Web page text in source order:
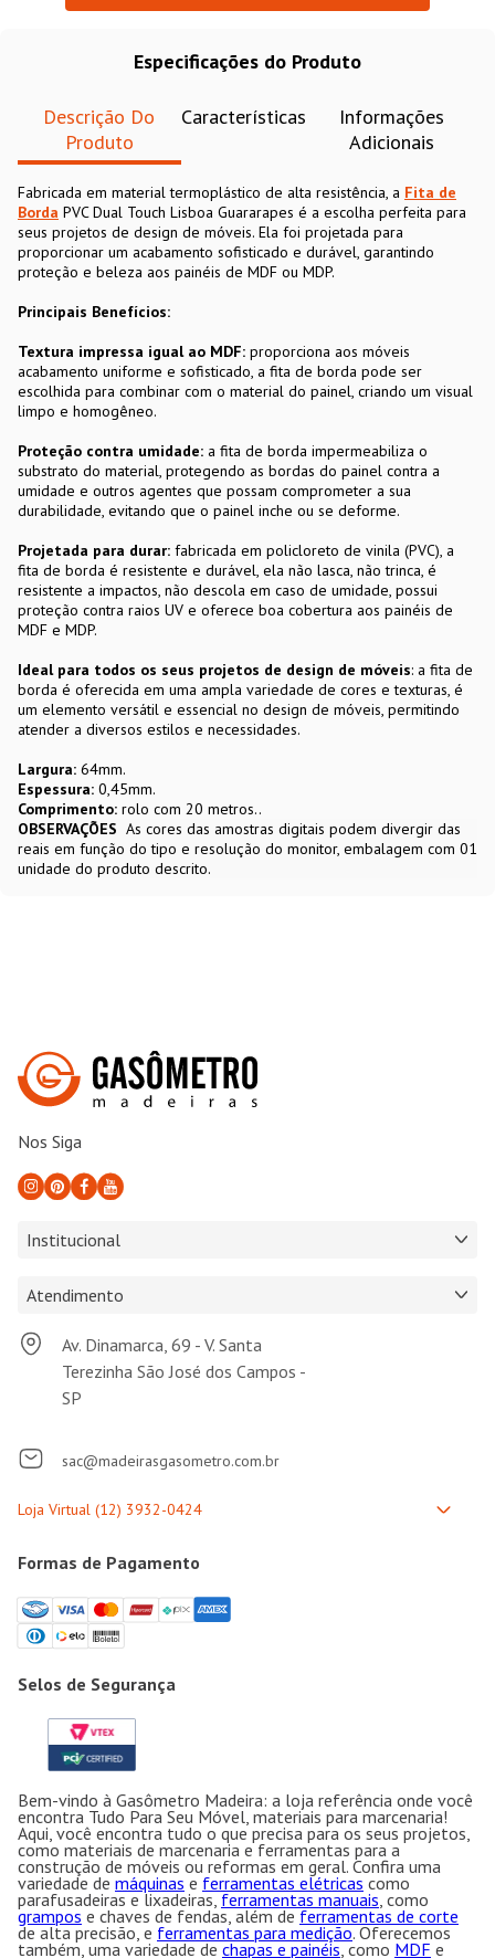
Especificações do Produto
Descrição Do
Produto
Características
Informações
Adicionais
Fabricada em material termoplástico de alta resistência, a Fita de
Borda PVC Dual Touch Lisboa Guararapes é a escolha perfeita para
seus projetos de design de móveis. Ela foi projetada para
proporcionar um acabamento sofisticado e durável, garantindo
proteção e beleza aos painéis de MDF ou MDP.
Principais Benefícios:
Textura impressa igual ao MDF: proporciona aos móveis
acabamento uniforme e sofisticado, a fita de borda pode ser
escolhida para combinar com o material do painel, criando um visual
limpo e homogêneo.
Proteção contra umidade: a fita de borda impermeabiliza o
substrato do material, protegendo as bordas do painel contra a
umidade e outros agentes que possam comprometer a sua
durabilidade, evitando que o painel inche ou se deforme.
Projetada para durar: fabricada em policloreto de vinila (PVC), a
fita de borda é resistente e durável, ela não lasca, não trinca, é
resistente a impactos, não descola em caso de umidade, possui
proteção contra raios UV e oferece boa cobertura aos painéis de
MDF e MDP.
Ideal para todos os seus projetos de design de móveis: a fita de
borda é oferecida em uma ampla variedade de cores e texturas, é
um elemento versátil e essencial no design de móveis, permitindo
atender a diversos estilos e necessidades.
Largura: 64mm.
Espessura: 0,45mm.
Comprimento: rolo com 20 metros..
OBSERVAÇÕES As cores das amostras digitais podem divergir das
reais em função do tipo e resolução do monitor, embalagem com 01
unidade do produto descrito.
Nos Siga
Institucional
Atendimento
Av. Dinamarca, 69 - V. Santa
Terezinha São José dos Campos -
SP
sac@madeirasgasometro.com.br
Formas de Pagamento
Selos de Segurança
Bem-vindo à Gasômetro Madeira: a loja referência onde você
encontra Tudo Para Seu Móvel, materiais para marcenaria!
Aqui, você encontra tudo o que precisa para os seus projetos,
como materiais de marcenaria e ferramentas para a
construção de móveis ou reformas em geral. Confira uma
variedade de máquinas e ferramentas elétricas como
parafusadeiras e lixadeiras, ferramentas manuais, como
grampos e chaves de fendas, além de ferramentas de corte
de alta precisão, e ferramentas para medição. Oferecemos
também, uma variedade de chapas e painéis, como MDF e